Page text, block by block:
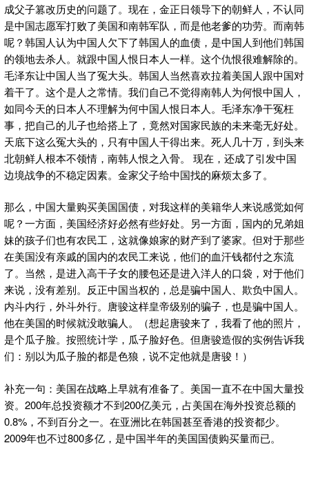
成父子篡改历史的问题了。现在，金正日领导下的朝鲜人，不认同
是中国志愿军打败了美国和南韩军队，而是他老爹的功劳。而南韩
呢？韩国人认为中国人欠下了韩国人的血债，是中国人到他们韩国
的领地去杀人。就跟中国人恨日本人一样。这个仇恨很难解除的。
毛泽东让中国人当了冤大头。韩国人当然喜欢拉着美国人跟中国对
着干了。这个是人之常情。我们自己不觉得南韩人为何恨中国人，
如同今天的日本人不理解为何中国人恨日本人。毛泽东净干冤枉
事，把自己的儿子也给搭上了，竟然对国家民族的未来毫无好处。
天底下这么冤大头的，只有中国人干得出来。死人几十万，到头来
北朝鲜人根本不领情，南韩人恨之入骨。 现在，还成了引发中国
边境战争的不稳定因素。金家父子给中国找的麻烦太多了。
那么，中国大量购买美国国债，对我这样的美籍华人来说感觉如何
呢？一方面，美国经济好必然有些好处。另一方面，国内的兄弟姐
妹的孩子们也有农民工，这就像娘家的财产到了婆家。但对于那些
在美国没有亲戚的国内的农民工来说，他们的血汗钱都付之东流
了。当然，是进入高干子女的腰包还是进入洋人的口袋，对于他们
来说，没有差别。反正中国当权的，总是骗中国人、欺负中国人。
内斗内行，外斗外行。唐骏这样皇帝级别的骗子，也是骗中国人。
他在美国的时候就没敢骗人。（想起唐骏来了，我看了他的照片，
是个瓜子脸。按照统计学，瓜子脸好色。但唐骏造假的实例告诉我
们：别以为瓜子脸的都是色狼，说不定他就是唐骏！）
补充一句：美国在战略上早就有准备了。美国一直不在中国大量投
资。200年总投资额才不到200亿美元，占美国在海外投资总额的
0.8%，不到百分之一。在亚洲比在韩国甚至香港的投资都少。
2009年也不过800多亿，是中国半年的美国国债购买量而已。